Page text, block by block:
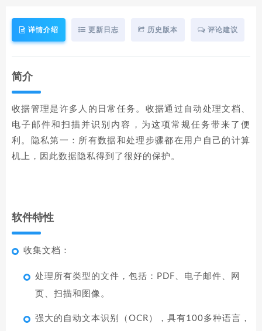
详情介绍 更新日志 历史版本 评论建议
简介
收据管理是许多人的日常任务。收据通过自动处理文档、
电子邮件和扫描并识别内容，为这项常规任务带来了便
利。隐私第一：所有数据和处理步骤都在用户自己的计算
机上，因此数据隐私得到了很好的保护。
软件特性
收集文档：
处理所有类型的文件，包括：PDF、电子邮件、网
页、扫描和图像。
强大的自动文本识别（OCR），具有100多种语言，